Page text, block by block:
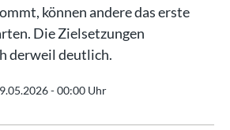
können andere das erste
Die Zielsetzungen
derweil deutlich.
- 00:00 Uhr